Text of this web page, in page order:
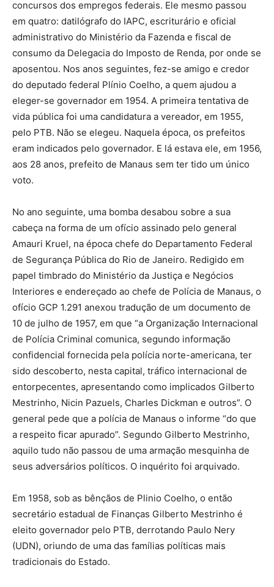
concursos dos empregos federais. Ele mesmo passou
em quatro: datilógrafo do IAPC, escriturário e oficial
administrativo do Ministério da Fazenda e fiscal de
consumo da Delegacia do Imposto de Renda, por onde se
aposentou. Nos anos seguintes, fez-se amigo e credor
do deputado federal Plínio Coelho, a quem ajudou a
eleger-se governador em 1954. A primeira tentativa de
vida pública foi uma candidatura a vereador, em 1955,
pelo PTB. Não se elegeu. Naquela época, os prefeitos
eram indicados pelo governador. E lá estava ele, em 1956,
aos 28 anos, prefeito de Manaus sem ter tido um único
voto.
No ano seguinte, uma bomba desabou sobre a sua
cabeça na forma de um ofício assinado pelo general
Amauri Kruel, na época chefe do Departamento Federal
de Segurança Pública do Rio de Janeiro. Redigido em
papel timbrado do Ministério da Justiça e Negócios
Interiores e endereçado ao chefe de Polícia de Manaus, o
ofício GCP 1.291 anexou tradução de um documento de
10 de julho de 1957, em que “a Organização Internacional
de Polícia Criminal comunica, segundo informação
confidencial fornecida pela polícia norte-americana, ter
sido descoberto, nesta capital, tráfico internacional de
entorpecentes, apresentando como implicados Gilberto
Mestrinho, Nicin Pazuels, Charles Dickman e outros”. O
general pede que a polícia de Manaus o informe “do que
a respeito ficar apurado”. Segundo Gilberto Mestrinho,
aquilo tudo não passou de uma armação mesquinha de
seus adversários políticos. O inquérito foi arquivado.
Em 1958, sob as bênçãos de Plinio Coelho, o então
secretário estadual de Finanças Gilberto Mestrinho é
eleito governador pelo PTB, derrotando Paulo Nery
(UDN), oriundo de uma das famílias políticas mais
tradicionais do Estado.